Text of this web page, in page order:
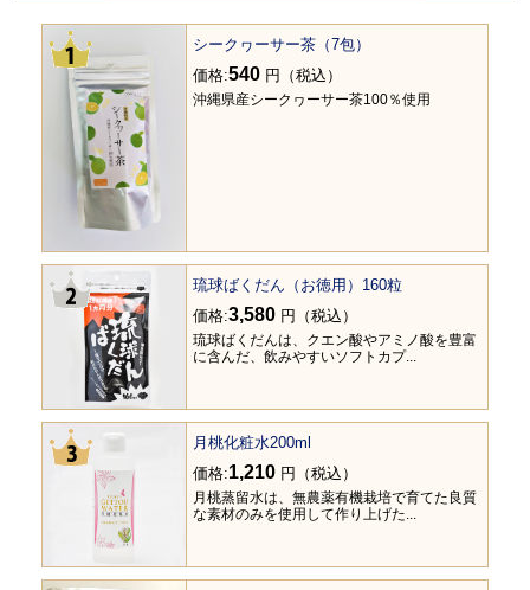
シークヮーサー茶（7包）
価格:540 円（税込）
沖縄県産シークヮーサー茶100％使用
琉球ばくだん（お徳用）160粒
価格:3,580 円（税込）
琉球ばくだんは、クエン酸やアミノ酸を豊富
に含んだ、飲みやすいソフトカプ...
月桃化粧水200ml
価格:1,210 円（税込）
月桃蒸留水は、無農薬有機栽培で育てた良質
な素材のみを使用して作り上げた...